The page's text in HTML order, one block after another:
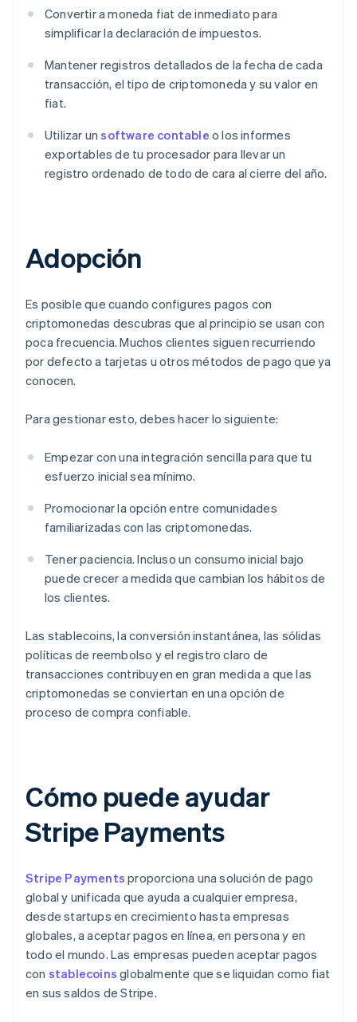
Convertir a moneda fiat de inmediato para
simplificar la declaración de impuestos.
Mantener registros detallados de la fecha de cada
transacción, el tipo de criptomoneda y su valor en
fiat.
Utilizar unsoftware contable o los informes
exportables de tu procesador para llevar un
registro ordenado de todo de cara al cierre del año.
Adopción
Es posible que cuando configures pagos con
criptomonedas descubras que al principio se usan con
poca frecuencia. Muchos clientes siguen recurriendo
por defecto a tarjetas u otros métodos de pago que ya
conocen.
Para gestionar esto, debes hacer lo siguiente:
Empezar con una integración sencilla para que tu
esfuerzo inicial sea mínimo.
Promocionar la opción entre comunidades
familiarizadas con las criptomonedas.
Tener paciencia. Incluso un consumo inicial bajo
puede crecer a medida que cambian los hábitos de
los clientes.
Las stablecoins, la conversión instantánea, las sólidas
políticas de reembolso y el registro claro de
transacciones contribuyen en gran medida a que las
criptomonedas se conviertan en una opción de
proceso de compra confiable.
Cómo puede ayudar
Stripe Payments
Stripe Payments proporciona una solución de pago
global y unificada que ayuda a cualquier empresa,
desde startups en crecimiento hasta empresas
globales, a aceptar pagos en línea, en persona y en
todo el mundo. Las empresas pueden aceptar pagos
con stablecoins globalmente que se liquidan como fiat
en sus saldos de Stripe.